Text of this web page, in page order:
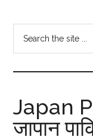
Socio-
Cultural
Studies
Japan
जापान